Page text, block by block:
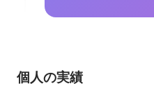
個人の実績